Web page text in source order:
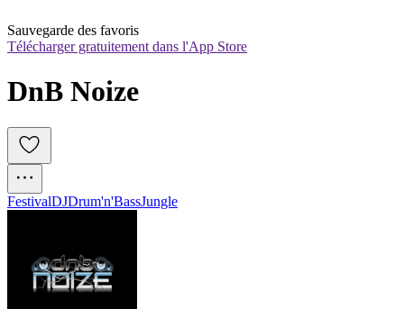
Sauvegarde des favoris
Télécharger gratuitement dans l'App Store
DnB Noize
FestivalDJDrum'n'BassJungle